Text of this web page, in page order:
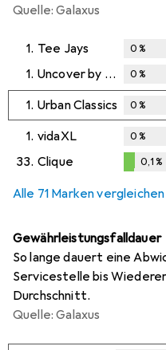
Quelle: Galaxus
1. Tee Jays 0%
1. Uncover by Schiesser 0%
1. Urban Classics 0%
1. vidaXL 0%
33. Clique 0,1%
Alle 71 Marken vergleichen
Gewährleistungsfalldauer
So lange dauert eine
Servicestelle bis
Durchschnitt.
Quelle: Galaxus